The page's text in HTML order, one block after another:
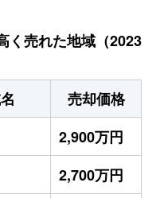
く売れた地域（2023
売却価格
2,900万円
2,700万円